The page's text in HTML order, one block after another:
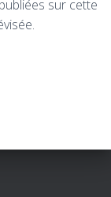
sur cette